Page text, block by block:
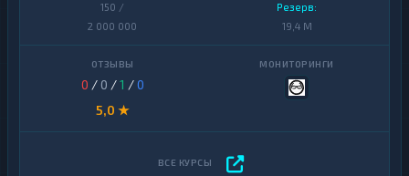
150 /
2 000 000
Резерв:
19,4 M
0 / 0 /1 /0
5,0 ★